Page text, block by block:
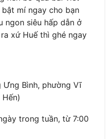
mí ngay cho bạn
ngon siêu hấp dẫn ở
xứ Huế thì ghé ngay
Ưng Bình, phường Vĩ
trong tuần, từ 7:00